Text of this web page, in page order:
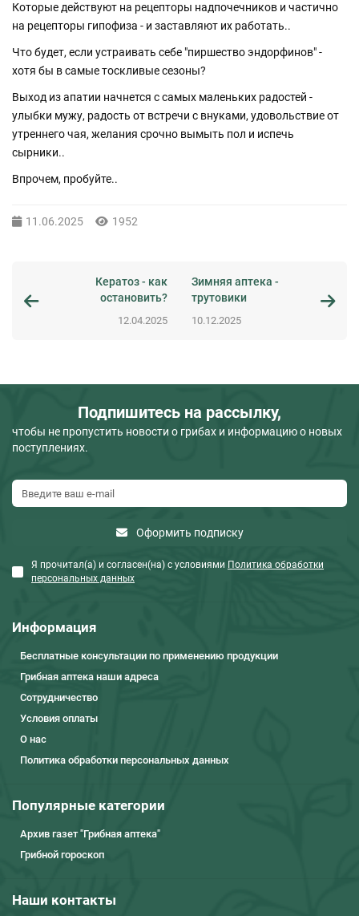
Которые действуют на рецепторы надпочечников и частично
на рецепторы гипофиза - и заставляют их работать..
Что будет, если устраивать себе "пиршество эндорфинов" -
хотя бы в самые тоскливые сезоны?
Выход из апатии начнется с самых маленьких радостей -
улыбки мужу, радость от встречи с внуками, удовольствие от
утреннего чая, желания срочно вымыть пол и испечь
сырники..
Впрочем, пробуйте..
11.06.2025 1952
Кератоз - как
остановить?
12.04.2025
Зимняя аптека -
трутовики
10.12.2025
Подпишитесь на рассылку,
чтобы не пропустить новости о грибах и информацию о новых
поступлениях.
Оформить подписку
Я прочитал(а) и согласен(на) с условиями Политика обработки
персональных данных
Информация
Бесплатные консультации по применению продукции
Грибная аптека наши адреса
Сотрудничество
Условия оплаты
О нас
Политика обработки персональных данных
Популярные категории
Архив газет "Грибная аптека"
Грибной гороскоп
Наши контакты